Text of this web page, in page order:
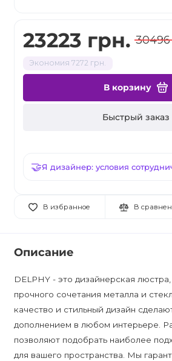
23223 грн. 30496
Экономия 7272 грн.
В корзину
Быстрый заказ
Я дизайнер: условия
В избранное В
Описание
DELPHY - это дизайнерская
прочного сочетания металла и
качество и стильный дизайн
дополнением в любом интерьере.
позволяют подобрать наиболее
для вашего пространства. Мы